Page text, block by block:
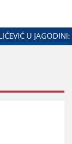
ZADUŽENOG